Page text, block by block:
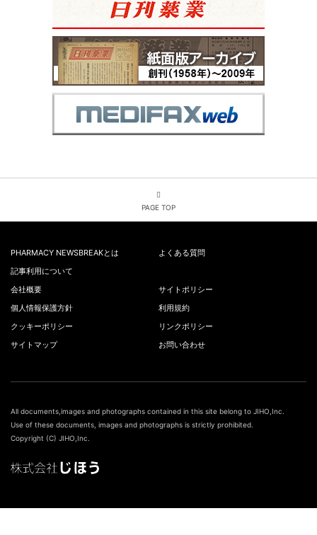
PAGE TOP
PHARMACY NEWSBREAKとは
よくある質問
記事利用について
会社概要
サイトポリシー
個人情報保護方針
利用規約
クッキーポリシー
リンクポリシー
サイトマップ
お問い合わせ
All documents,images and photographs contained in this site belong to JIHO,Inc.
Use of these documents, images and photographs is strictly prohibited.
Copyright (C) JIHO,Inc.